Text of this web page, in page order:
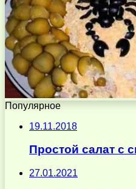
Популярное
19.11.2018
Простой салат с
27.01.2021